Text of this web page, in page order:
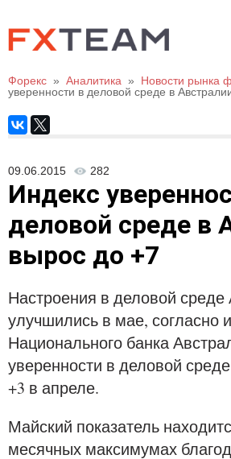
Форекс » Аналитика » Новости рынка
уверенности в деловой среде в
09.06.2015 282
Индекс
деловой среде в
вырос до +7
Настроения в деловой среде
улучшились в мае, согласно
Национального банка
уверенности в деловой
+3 в апреле.
Майский показатель
месячных максимумах